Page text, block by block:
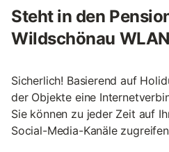
Steht in den
Wildschönau
Sicherlich! Basierend auf
der Objekte eine
Sie können zu jeder Zeit auf
Social-Media-Kanäle